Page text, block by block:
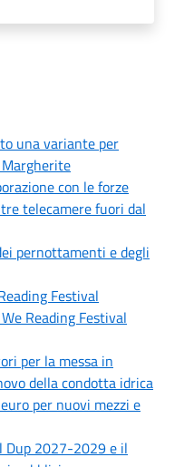
una variante per
con le forze
telecamere fuori dal
pernottamenti e degli
Festival
Reading Festival
per la messa in
della condotta idrica
per nuovi mezzi e
Dup 2027-2029 e il